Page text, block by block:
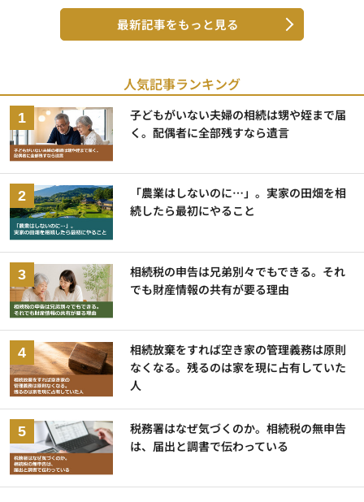
最新記事をもっと見る
人気記事ランキング
子どもがいない夫婦の相続は甥や姪まで届
く。配偶者に全部残すなら遺言
「農業はしないのに…」。実家の田畑を相
続したら最初にやること
相続税の申告は兄弟別々でもできる。それ
でも財産情報の共有が要る理由
相続放棄をすれば空き家の管理義務は原則
なくなる。残るのは家を現に占有していた
人
税務署はなぜ気づくのか。相続税の無申告
は、届出と調書で伝わっている